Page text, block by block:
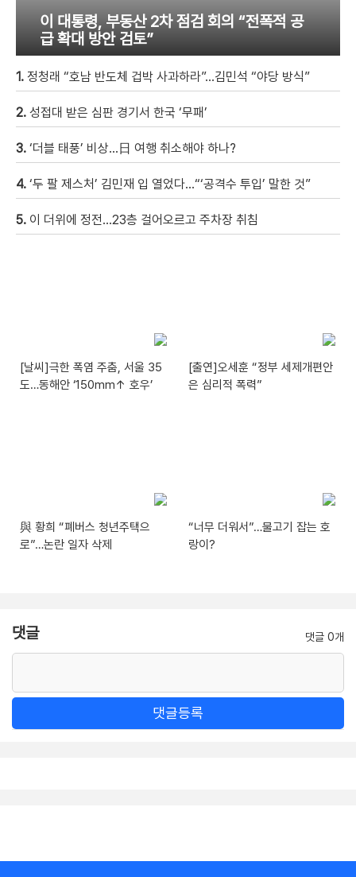
이 대통령, 부동산 2차 점검 회의 “전폭적 공
급 확대 방안 검토”
1. 정청래 “호남 반도체 겁박 사과하라”…김민석 “야당 방식”
2. 성접대 받은 심판 경기서 한국 ‘무패’
3. ‘더블 태풍’ 비상…日 여행 취소해야 하나?
4. ‘두 팔 제스처’ 김민재 입 열었다…“‘공격수 투입’ 말한 것”
5. 이 더위에 정전…23층 걸어오르고 주차장 취침
[날씨]극한 폭염 주춤, 서울 35
도…동해안 ‘150mm↑ 호우’
[출연]오세훈 “정부 세제개편안
은 심리적 폭력”
與 황희 “폐버스 청년주택으
로”…논란 일자 삭제
“너무 더워서”…물고기 잡는 호
랑이?
댓글 댓글 0개
댓글등록